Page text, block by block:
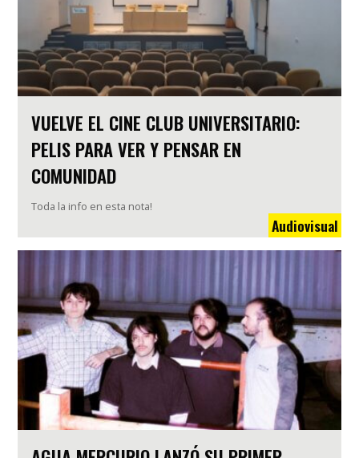
VUELVE EL CINE CLUB UNIVERSITARIO:
PELIS PARA VER Y PENSAR EN
COMUNIDAD
Toda la info en esta nota!
Audiovisual